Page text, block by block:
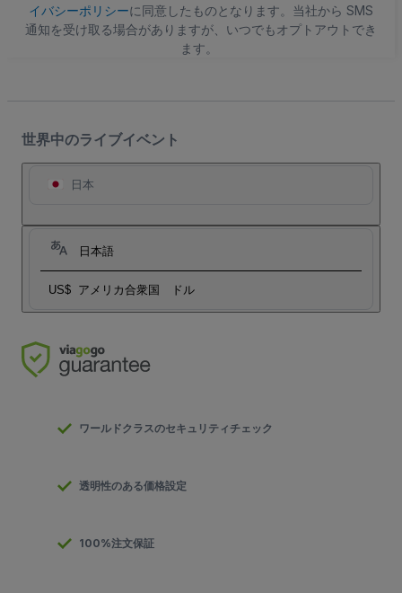
イバシーポリシーに同意したものとなります。当社から SMS
通知を受け取る場合がありますが、いつでもオプトアウトでき
ます。
世界中のライブイベント
日本
日本語
US$ アメリカ合衆国 ドル
ワールドクラスのセキュリティチェック
透明性のある価格設定
100%注文保証